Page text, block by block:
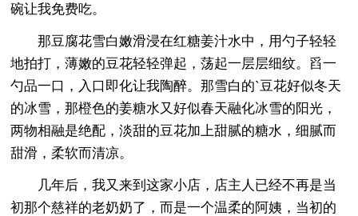
碗让我免费吃。
那豆腐花雪白嫩滑浸在红糖姜汁水中，用勺子轻轻
地拍打，薄嫩的豆花轻轻弹起，荡起一层层细纹。舀一
勺品一口，入口即化让我陶醉。那雪白的`豆花好似冬天
的冰雪，那橙色的姜糖水又好似春天融化冰雪的阳光，
两物相融是绝配，淡甜的豆花加上甜腻的糖水，细腻而
甜滑，柔软而清凉。
几年后，我又来到这家小店，店主人已经不再是当
初那个慈祥的老奶奶了，而是一个温柔的阿姨，当初的